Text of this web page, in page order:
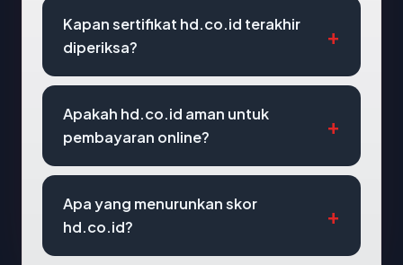
Kapan sertifikat hd.co.id terakhir
diperiksa?
Apakah hd.co.id aman untuk
pembayaran online?
Apa yang menurunkan skor
hd.co.id?